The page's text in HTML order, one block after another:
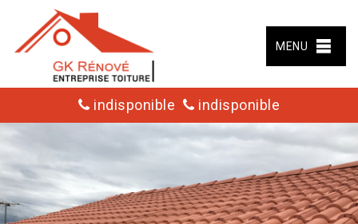
MENU
indisponible indisponible